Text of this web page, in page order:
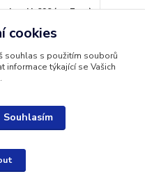
U-090 (pr. 7 cm)
Odeslání obvykle do
2 pracovních dnů
košíku
cookies
souhlas s použitím souborů
informace týkající se Vašich
Souhlasím